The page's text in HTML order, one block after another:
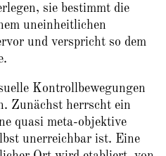
sie bestimmt die
uneinheitlichen
und verspricht so dem
Kontrollbewegungen
Zunächst herrscht ein
quasi meta-objektive
unerreichbar ist. Eine